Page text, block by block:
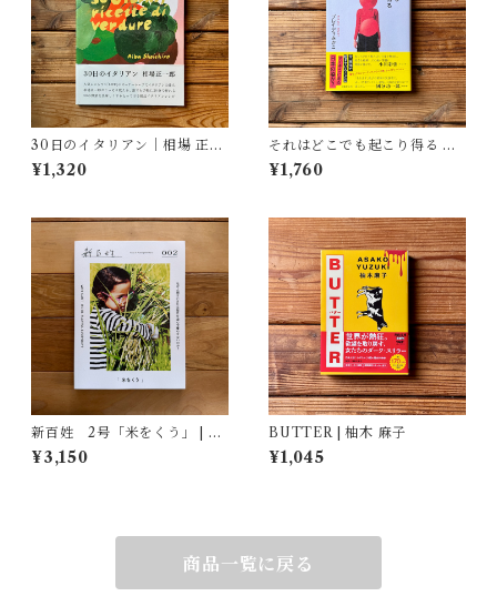
30日のイタリアン｜相場 正一
郎
¥1,320
それはどこでも起こり得る 壊
れゆく世界への抵抗 | ブレイデ
ィ みかこ
¥1,760
新百姓 2号「米をくう」 | 一
般社団法人新百姓(編集)
¥3,150
BUTTER | 柚木 麻子
¥1,045
商品一覧に戻る